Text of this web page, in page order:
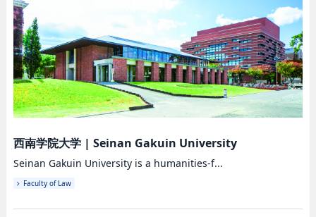
西南学院大学| Seinan Gakuin University
Seinan Gakuin University is a humanities-f...
Faculty of Law